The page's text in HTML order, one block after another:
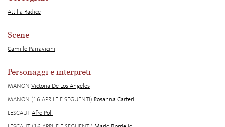
Attilia Radice
Scene
Camillo Parravicini
Personaggi e interpreti
MANON Victoria De Los Angeles
MANON (16 APRILE E SEGUENTI) Rosanna Carteri
LESCAUTAfro Poli